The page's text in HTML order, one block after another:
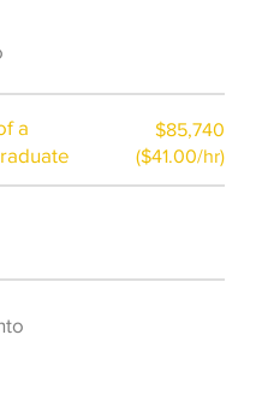
a
$85,740
($41.00/hr)